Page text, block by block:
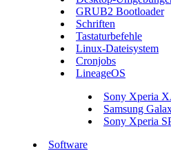
GRUB2 Bootloader
Schriften
Tastaturbefehle
Linux-Dateisystem
Cronjobs
LineageOS
Sony Xperia
Samsung
Sony Xperia
Software